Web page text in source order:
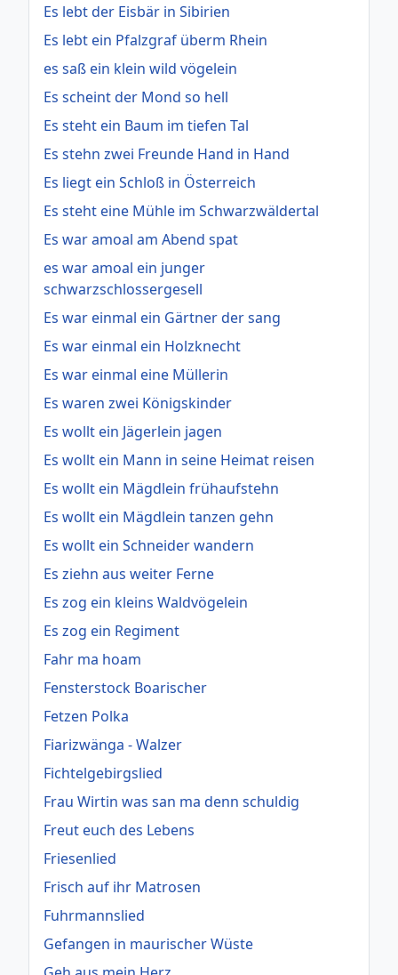
Es lebt der Eisbär in Sibirien
Es lebt ein Pfalzgraf überm Rhein
es saß ein klein wild vögelein
Es scheint der Mond so hell
Es steht ein Baum im tiefen Tal
Es stehn zwei Freunde Hand in Hand
Es liegt ein Schloß in Österreich
Es steht eine Mühle im Schwarzwäldertal
Es war amoal am Abend spat
es war amoal ein junger
schwarzschlossergesell
Es war einmal ein Gärtner der sang
Es war einmal ein Holzknecht
Es war einmal eine Müllerin
Es waren zwei Königskinder
Es wollt ein Jägerlein jagen
Es wollt ein Mann in seine Heimat reisen
Es wollt ein Mägdlein frühaufstehn
Es wollt ein Mägdlein tanzen gehn
Es wollt ein Schneider wandern
Es ziehn aus weiter Ferne
Es zog ein kleins Waldvögelein
Es zog ein Regiment
Fahr ma hoam
Fensterstock Boarischer
Fetzen Polka
Fiarizwänga - Walzer
Fichtelgebirgslied
Frau Wirtin was san ma denn schuldig
Freut euch des Lebens
Friesenlied
Frisch auf ihr Matrosen
Fuhrmannslied
Gefangen in maurischer Wüste